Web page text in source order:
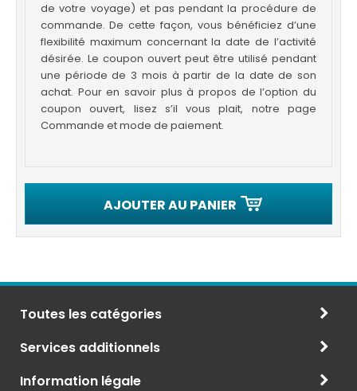
de votre voyage) et pas pendant la procédure de
commande. De cette façon, vous bénéficiez d’une
flexibilité maximum concernant la date de l’activité
désirée. Le coupon ouvert peut être utilisé pendant
une période de 3 mois à partir de la date de son
achat. Pour en savoir plus à propos de l’option du
coupon ouvert, lisez s’il vous plait, notre page
Commande et mode de paiement.
AJOUTER AU PANIER
Toutes les catégories
Services additionnels
Information légale